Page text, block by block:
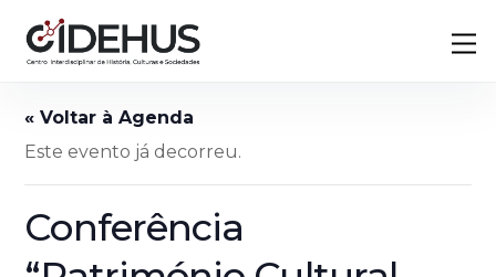
content
Este evento já decorreu.
Conferência